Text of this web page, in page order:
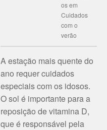
osem
Cuidados
com o
verão
A estação mais quente do
ano requer cuidados
especiais com os idosos.
O sol é importante para a
reposição de vitamina D,
que é responsável pela